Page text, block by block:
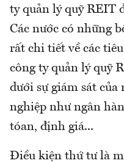
ty quản lý quỹ REIT
Các nước có những
rất chi tiết về các
công ty quản lý quỹ
dưới sự giám sát của
nghiệp như ngân
tóan, định giá...
Điều kiện thứ tư là